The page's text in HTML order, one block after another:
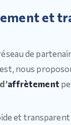
et
de
nous
affrètement
et transparent